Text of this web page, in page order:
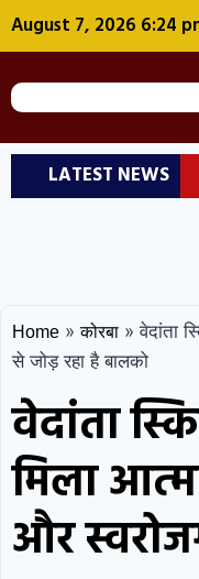
August 7, 2026 6:24
LATEST NEWS
आग
Home » कोरबा » वेदांता
से जोड़ रहा है बालको
वेदांता
मिला
और